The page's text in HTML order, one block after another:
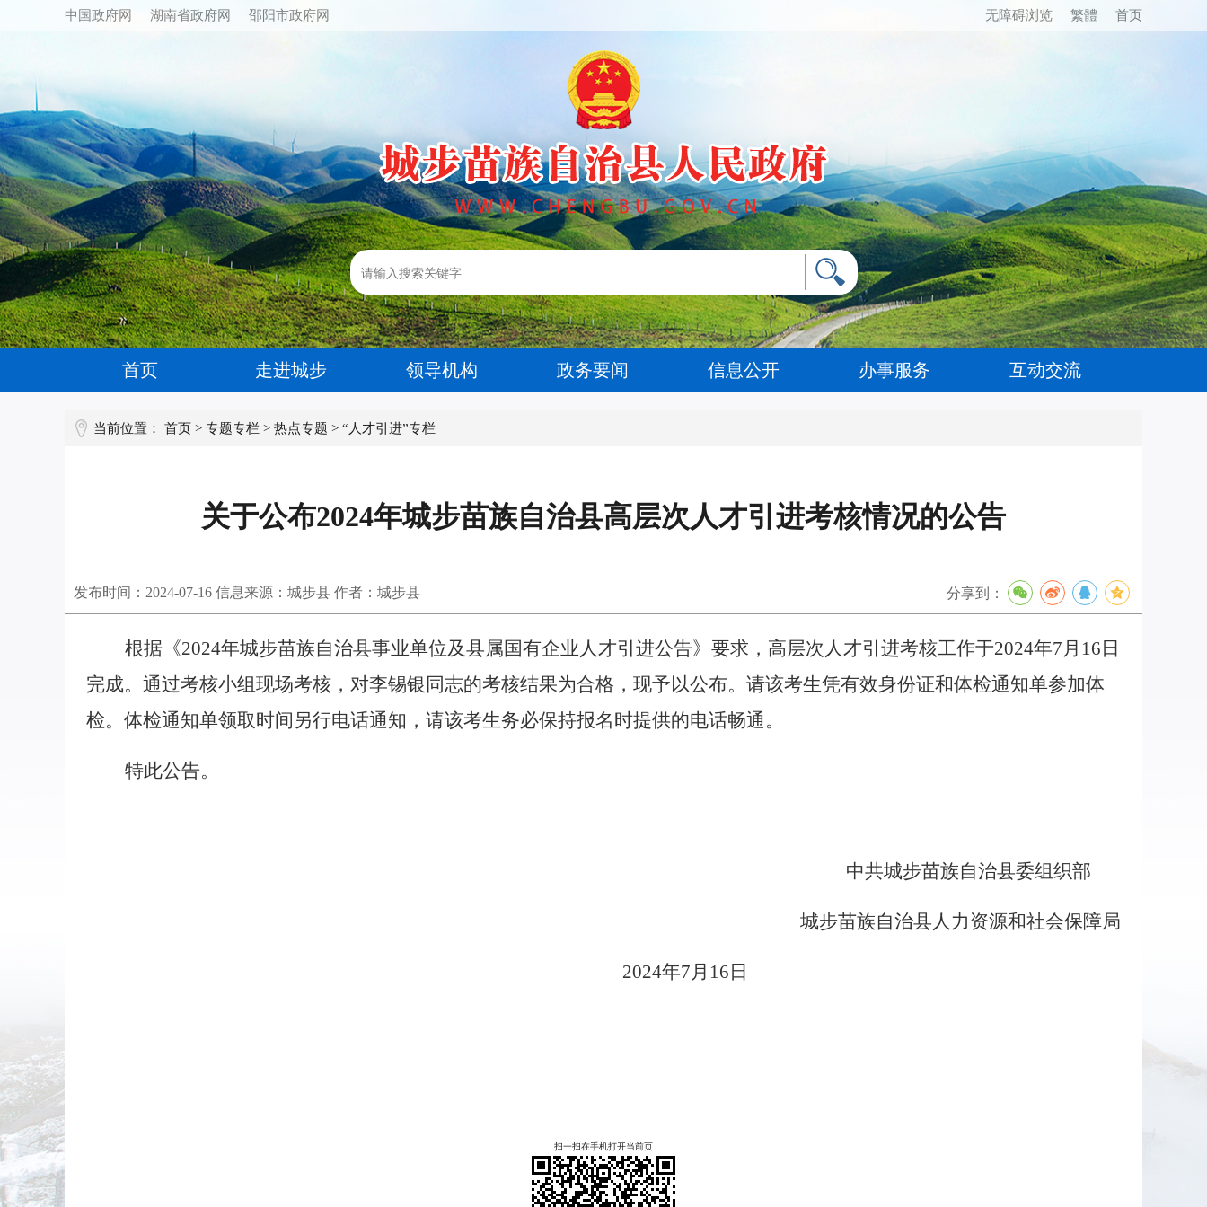
中国政府网 湖南省政府网 邵阳市政府网 首页
繁體
无障碍浏览
首页 走进城步 领导机构 政务要闻 信息公开 办事服务 互动交流
当前位置： 首页 > 专题专栏 > 热点专题 > “人才引进”专栏
关于公布2024年城步苗族自治县高层次人才引进考核情况的公告
发布时间： 2024-07-16 信息来源：城步县 作者：城步县 分享到：
根据《2024年城步苗族自治县事业单位及县属国有企业人才引进公告》要求，高层次人才引进考核工作于2024年7月 16 日
完成。通过考核小组现场考核，对李锡银同志的考核结果为合格，现予以公布。请该考生凭有效身份证和体检通知单参加体
检。体检通知单领取时间另行电话通知，请该考生务必保持报名时提供的电话畅通。
特此公告。
中共城步苗族自治县委组织部
城步苗族自治县人力资源和社会保障局
2024年7月 16 日
扫一扫在手机打开当前页